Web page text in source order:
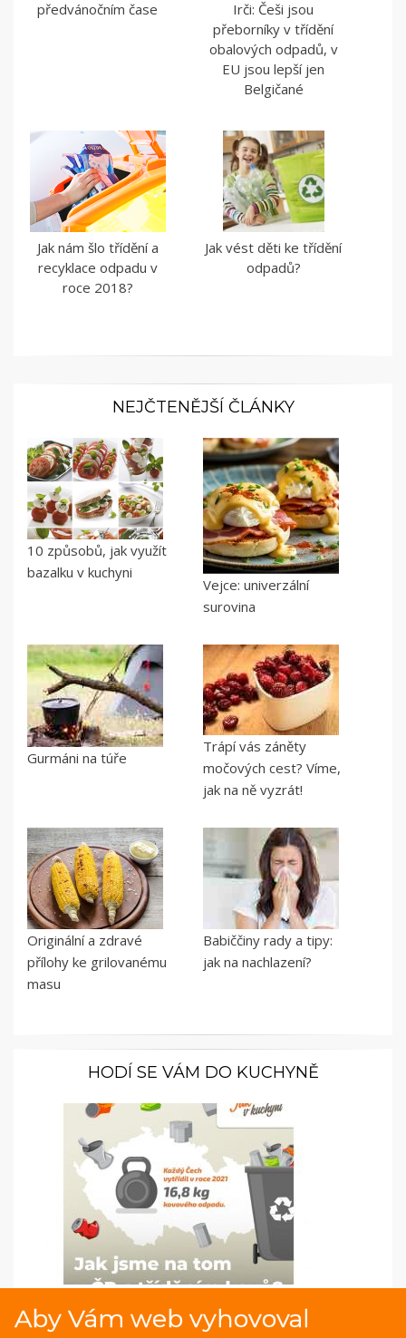
předvánočním čase
Irči: Češi jsou
přeborníky v třídění
obalových odpadů, v
EU jsou lepší jen
Belgičané
Jak nám šlo třídění a
recyklace odpadu v
roce 2018?
Jak vést děti ke třídění
odpadů?
NEJČTENĚJŠÍ ČLÁNKY
10 způsobů, jak využít
bazalku v kuchyni
Vejce: univerzální
surovina
Gurmáni na túře
Trápí vás záněty
močových cest? Víme,
jak na ně vyzrát!
Originální a zdravé
přílohy ke grilovanému
masu
Babiččiny rady a tipy:
jak na nachlazení?
HODÍ SE VÁM DO KUCHYNĚ
Infografika o třídění kovů
Aby Vám web vyhovoval